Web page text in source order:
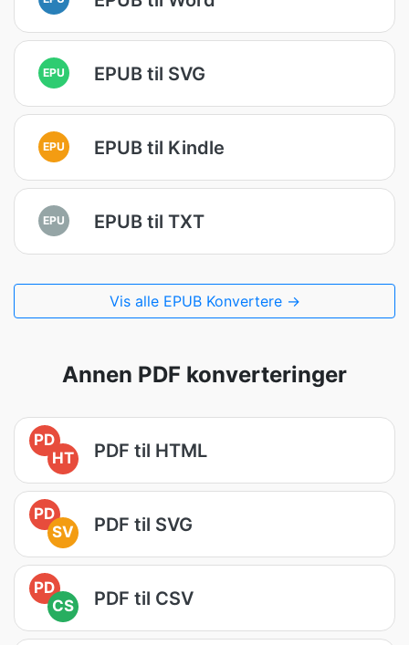
EPU EPUB til SVG
EPU EPUB til Kindle
EPU EPUB til TXT
Vis alle EPUB Konvertere →
Annen PDF konverteringer
PD
HT
PDF til HTML
PD
SV
PDF til SVG
PD
CS
PDF til CSV